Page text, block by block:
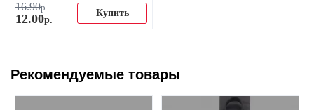
16.90р.
12.00р.
Купить
Рекомендуемые товары